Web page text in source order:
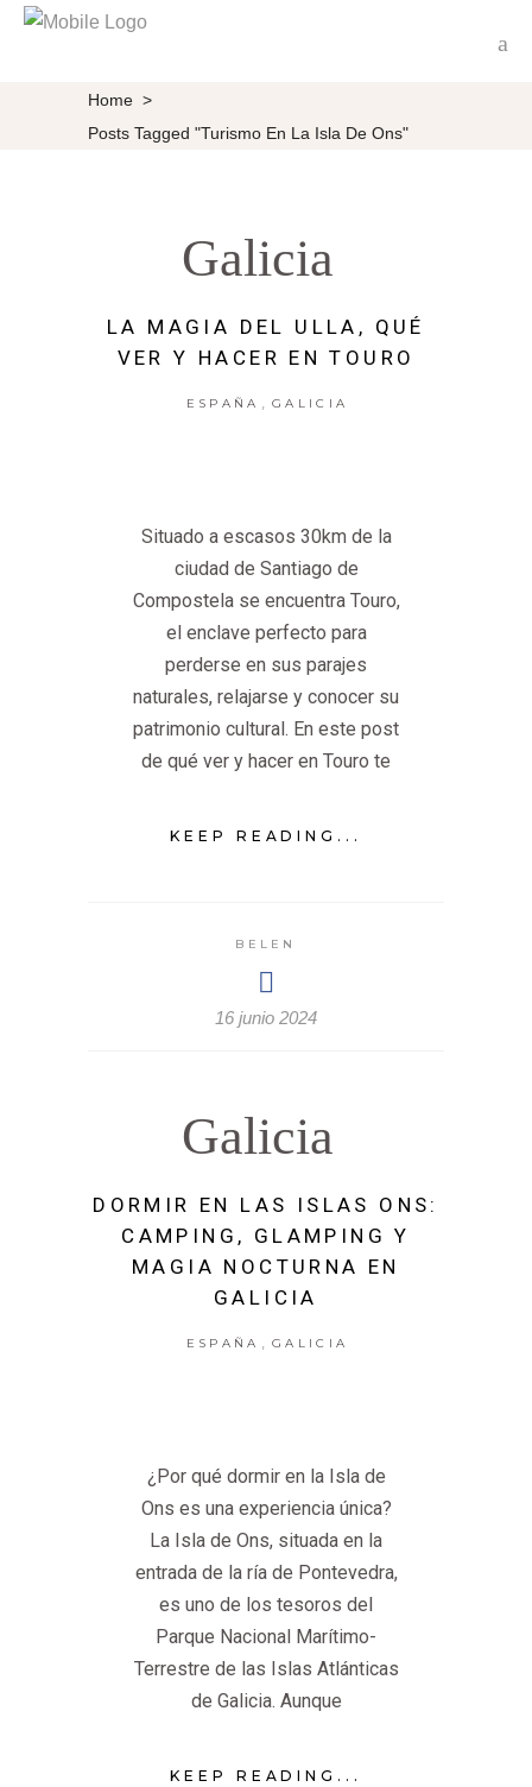
Home >
Posts Tagged "Turismo En La Isla De Ons"
Galicia
LA MAGIA DEL ULLA, QUÉ
VER Y HACER EN TOURO
ESPAÑA GALICIA
Situado a escasos 30km de la
ciudad de Santiago de
Compostela se encuentra Touro,
el enclave perfecto para
perderse en sus parajes
naturales, relajarse y conocer su
patrimonio cultural. En este post
de qué ver y hacer en Touro te
KEEP READING...
BELEN
16 junio 2024
Galicia
DORMIR EN LAS ISLAS ONS:
CAMPING, GLAMPING Y
MAGIA NOCTURNA EN
GALICIA
ESPAÑA GALICIA
¿Por qué dormir en la Isla de
Ons es una experiencia única?
La Isla de Ons, situada en la
entrada de la ría de Pontevedra,
es uno de los tesoros del
Parque Nacional Marítimo-
Terrestre de las Islas Atlánticas
de Galicia. Aunque
KEEP READING...